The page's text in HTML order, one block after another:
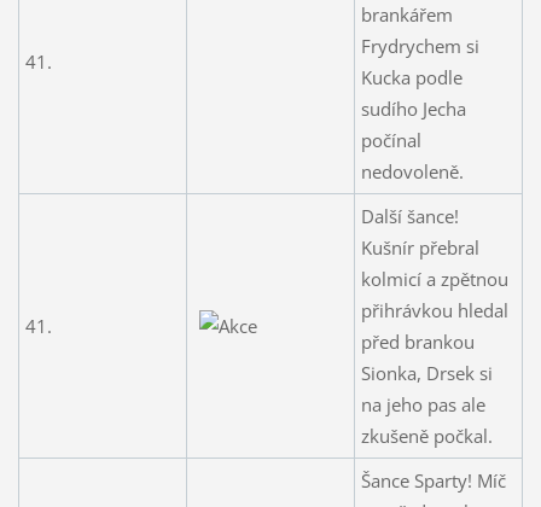
41.
brankářem
Frydrychem si
Kucka podle
sudího Jecha
počínal
nedovoleně.
41.
Další šance!
Kušnír přebral
kolmicí a zpětnou
přihrávkou hledal
před brankou
Sionka, Drsek si
na jeho pas ale
zkušeně počkal.
Šance Sparty! Míč